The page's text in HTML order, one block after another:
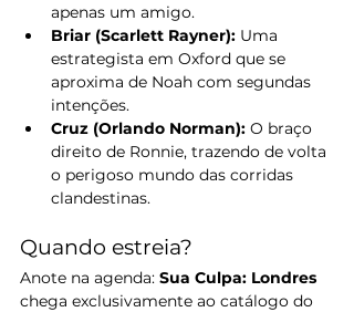
apenas um amigo.
Briar (Scarlett Rayner): Uma
estrategista em Oxford que se
aproxima de Noah com segundas
intenções.
Cruz (Orlando Norman): O braço
direito de Ronnie, trazendo de volta
o perigoso mundo das corridas
clandestinas.
Quando estreia?
Anote na agenda: Sua Culpa: Londres
chega exclusivamente ao catálogo do